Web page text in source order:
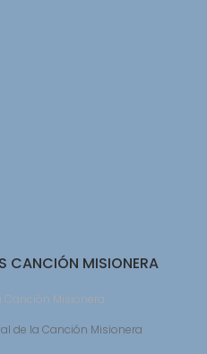
CANCIÓN MISIONERA
de la Canción Misionera